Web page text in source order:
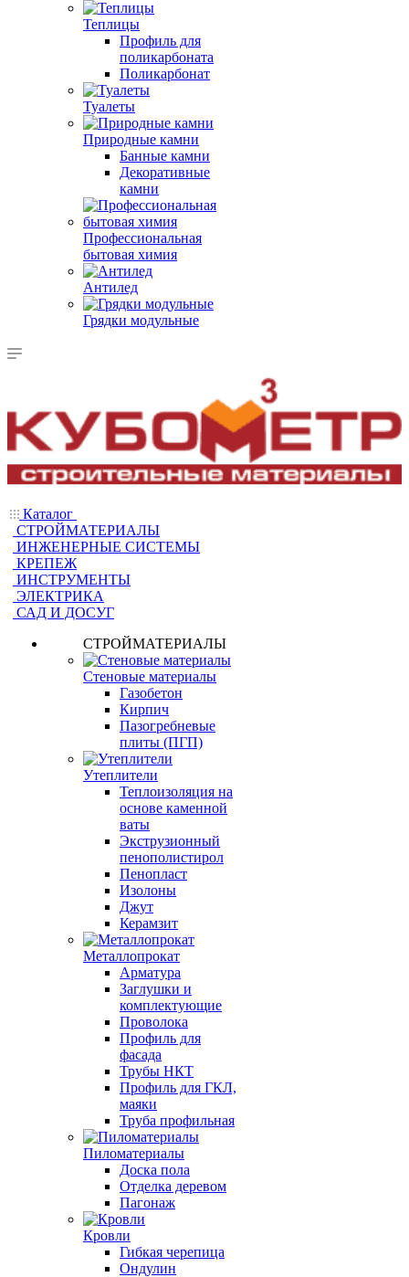
Теплицы
Профиль для
поликарбоната
Поликарбонат
Туалеты
Природные камни
Банные камни
Декоративные
камни
Профессиональная
бытовая химия
Антилед
Грядки модульные
Каталог
СТРОЙМАТЕРИАЛЫ
ИНЖЕНЕРНЫЕ СИСТЕМЫ
КРЕПЕЖ
ИНСТРУМЕНТЫ
ЭЛЕКТРИКА
САД И ДОСУГ
СТРОЙМАТЕРИАЛЫ
Стеновые материалы
Газобетон
Кирпич
Пазогребневые
плиты (ПГП)
Утеплители
Теплоизоляция на
основе каменной
ваты
Экструзионный
пенополистирол
Пенопласт
Изолоны
Джут
Керамзит
Металлопрокат
Арматура
Заглушки и
комплектующие
Проволока
Профиль для
фасада
Трубы НКТ
Профиль для ГКЛ,
маяки
Труба профильная
Пиломатериалы
Доска пола
Отделка деревом
Пагонаж
Кровли
Гибкая черепица
Ондулин